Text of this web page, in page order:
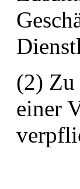
(2) Zu
einer